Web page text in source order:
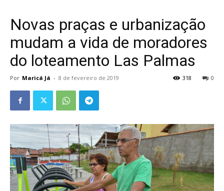
Novas praças e urbanização
mudam a vida de moradores
do loteamento Las Palmas
Por Maricá Já - 8 de fevereiro de 2019 0
318